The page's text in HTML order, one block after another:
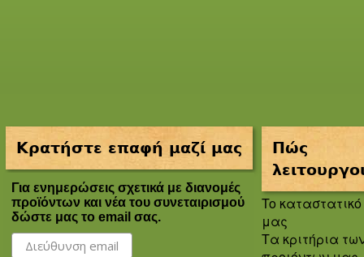
Κρατήστε επαφή μαζί μας
Για ενημερώσεις σχετικά με διανομές
προϊόντων και νέα του συνεταιρισμού
δώστε μας το email σας.
Πώς
To καταστατικό
μας
Τα κριτήρια